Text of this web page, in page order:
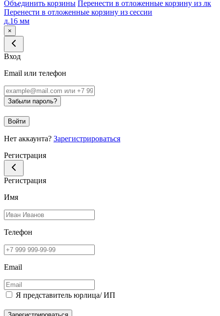
Объединить корзины Перенести в отложенные корзину из лк
Перенести в отложенные корзину из сессии
д.16 мм
×
Вход
Email или телефон
Забыли пароль?
Войти
Нет аккаунта? Зарегистрироваться
Регистрация
Регистрация
Имя
Телефон
Email
Я представитель юрлица/ ИП